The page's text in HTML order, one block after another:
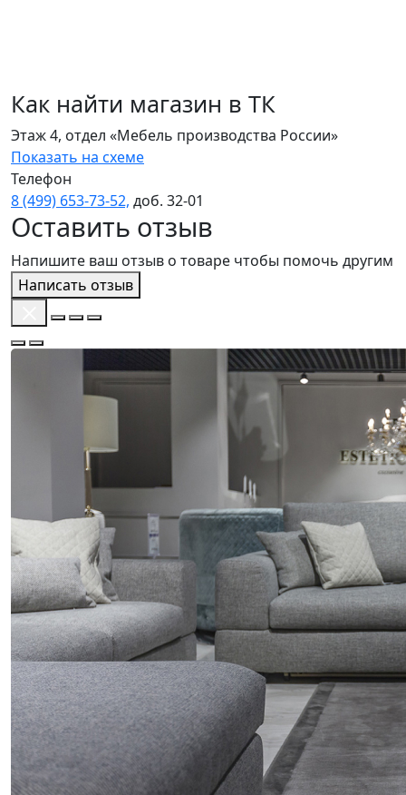
Как найти магазин в ТК
Этаж 4, отдел «Мебель производства России»
Показать на схеме
Телефон
8 (499) 653‑73‑52, доб. 32‑01
Оставить отзыв
Напишите ваш отзыв о товаре чтобы помочь другим
Написать отзыв